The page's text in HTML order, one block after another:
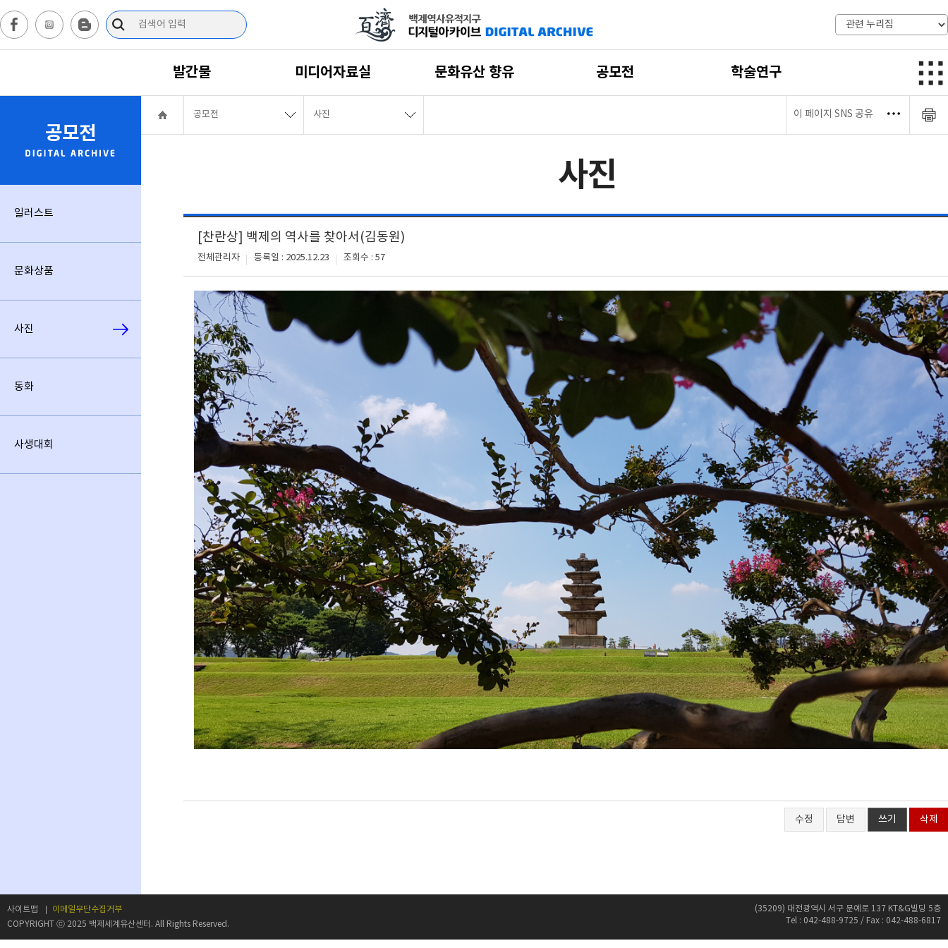
발간물 미디어자료실 문화유산 향유 공모전 학술연구
공모전
일러스트
문화상품
사진
동화
사생대회
공모전 사진 이 페이지 SNS 공유
사진
[찬란상] 백제의 역사를 찾아서(김동원)
전체관리자 등록일 : 2025.12.23 조회수 : 57
수정 답변 쓰기 삭제
사이트맵
이메일무단수집거부
COPYRIGHT ⓒ 2025 백제세계유산센터. All Rights Reserved.
(35209) 대전광역시 서구 문예로 137 KT&G빌딩 5층
Tel : 042-488-9725 / Fax : 042-488-6817